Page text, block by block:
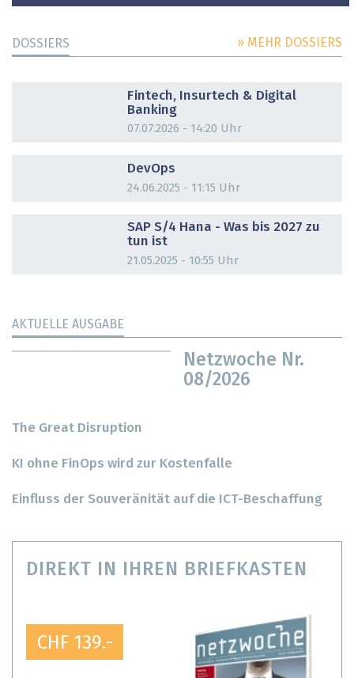
DOSSIERS » MEHR DOSSIERS
Fintech, Insurtech & Digital
Banking
07.07.2026 - 14:20 Uhr
DevOps
24.06.2025 - 11:15 Uhr
SAP S/4 Hana - Was bis 2027 zu
tun ist
21.05.2025 - 10:55 Uhr
AKTUELLE AUSGABE
Netzwoche Nr.
08/2026
The Great Disruption
KI ohne FinOps wird zur Kostenfalle
Einfluss der Souveränität auf die ICT-Beschaffung
DIREKT IN IHREN BRIEFKASTEN
CHF 139.-